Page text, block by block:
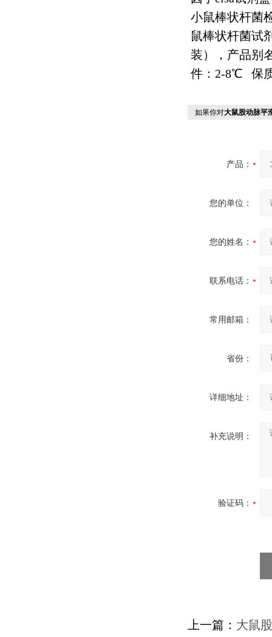
小鼠棒状杆菌
鼠棒状杆菌试
装），产品别
件： 2-8℃ 保
如果你对大鼠股动脉平
产品：
您的单位：
您的姓名：
联系电话：
常用邮箱：
省份：
详细地址：
补充说明：
验证码：
上一篇： 大鼠